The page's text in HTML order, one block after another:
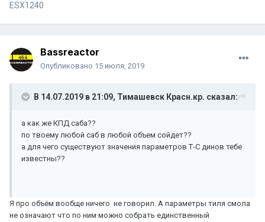
ESX1240
Bassreactor
Опубликовано 15 июля, 2019
В 14.07.2019 в 21:09, Тимашевск Красн.кр. сказал:
а как же КПД саба??
по твоему любой саб в любой объем сойдет??
а для чего существуют значения параметров Т-С динов тебе
известны??
Я про объём вообще ничего не говорил. А параметры тиля смола
не означают что по ним можно собрать единственный